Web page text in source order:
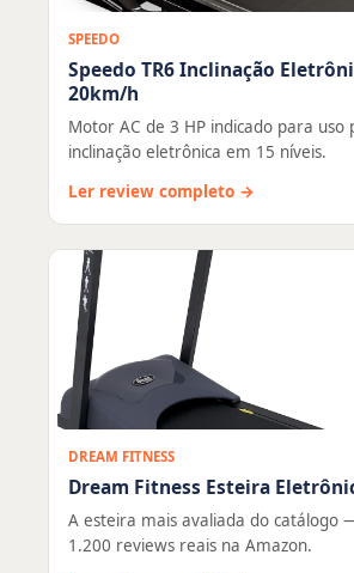
SPEEDO
Speedo TR6 Inclinação
20km/h
Motor AC de 3 HP indicado para uso
inclinação eletrônica em 15 níveis.
Ler review completo →
DREAM FITNESS
Dream Fitness Esteira
A esteira mais avaliada do catálogo
1.200 reviews reais na Amazon.